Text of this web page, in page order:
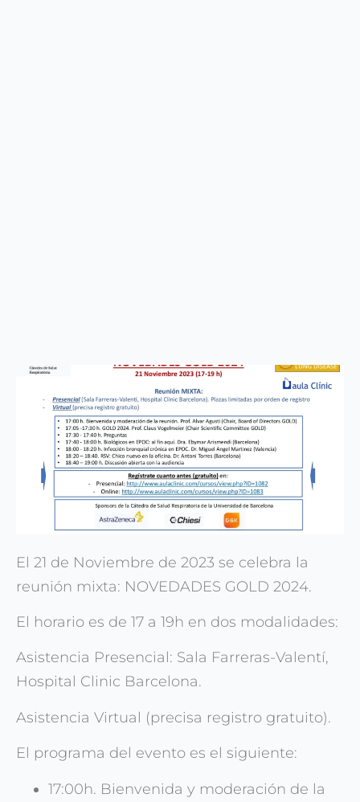
El 21 de Noviembre de 2023 se celebra la
reunión mixta: NOVEDADES GOLD 2024.
El horario es de 17 a 19h en dos modalidades:
Asistencia Presencial: Sala Farreras-Valentí,
Hospital Clinic Barcelona.
Asistencia Virtual (precisa registro gratuito).
El programa del evento es el siguiente:
17:00h. Bienvenida y moderación de la